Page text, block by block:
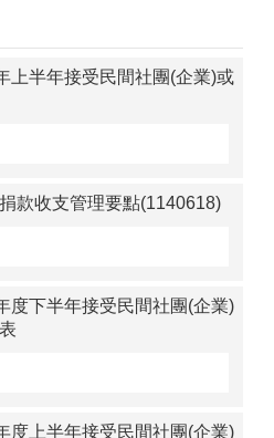
上半年接受民間社團(企業)或
款收支管理要點(1140618)
度下半年接受民間社團(企業)
度上半年接受民間社團(企業)